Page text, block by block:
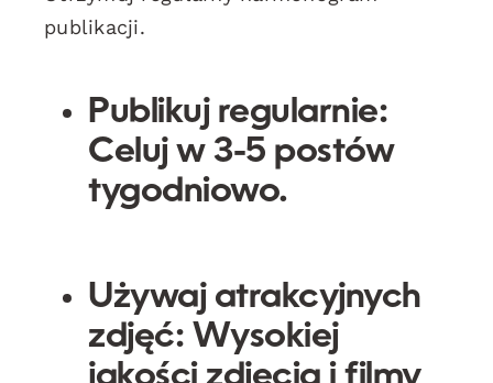
publikacji.
Publikuj regularnie:
Celuj w 3-5 postów
tygodniowo.
Używaj atrakcyjnych
zdjęć: Wysokiej